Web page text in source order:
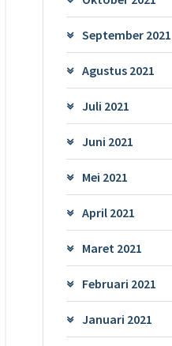
September 2021
Agustus 2021
Juli 2021
Juni 2021
Mei 2021
April 2021
Maret 2021
Februari 2021
Januari 2021